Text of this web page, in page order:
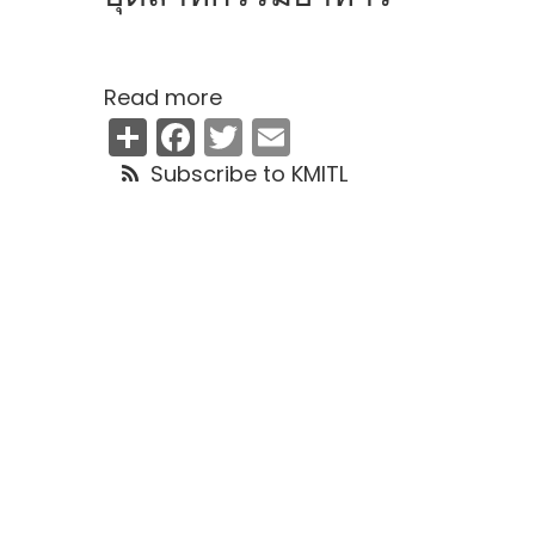
Read more
อุตสาหกรรม
อาหาร
ShareFacebook
Twitter
Subscribe to KMITL